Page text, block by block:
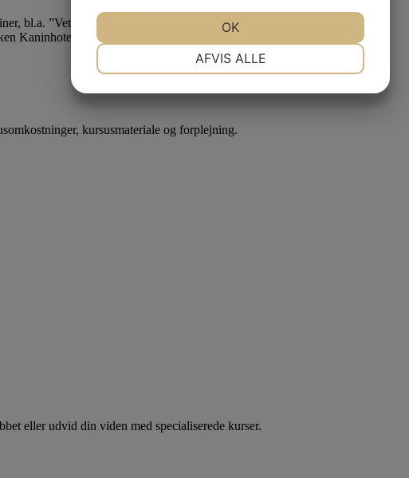
bl.a. ”Veterinary nursing for rabbits”
Kaninhotel, hvor hun foruden pension og videreformidling
kursusmateriale og forplejning.
eller udvid din viden med specialiserede kurser.
AFVIS ALLE
OK